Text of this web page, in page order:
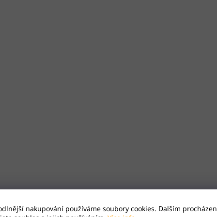
nakupování používáme soubory cookies. Dalším